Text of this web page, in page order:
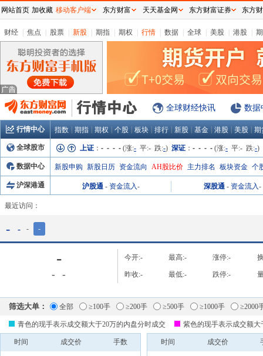
财经 焦点 股票 新股 期指 期权 行情 数据 全球 美股 港股
全球财经快讯 数据
行情中心 指数 期指 期权 个股 板块 排行 新股 基金 港股 美股 期
全球股市 上证 ： - - - - (涨:- 平:- 跌:-) 深证 ： - - - - (涨:- 平:- 跌:-)
数据中心 新股申购 新股日历 资金流向 AH股比价 主力排名 板块资金 个
沪深港通 沪股通 - 资金流入- 深股通 - 资金流入-
最近访问：
- - - -
-
- -
今开:- 最高:- 涨停:-
昨收:- 最低:- 跌停:-
筛选大单： 全部 ≥100手 ≥200手 ≥500手 ≥1000手 ≥2000
青色的现手表示成交额大于20万的内盘分时成交 紫色的现手表示成交额
时间 成交价 手数 时间 成交价
网站首页 加收藏 移动客户端 东方财富 天天基金网 东方财富证券 东方